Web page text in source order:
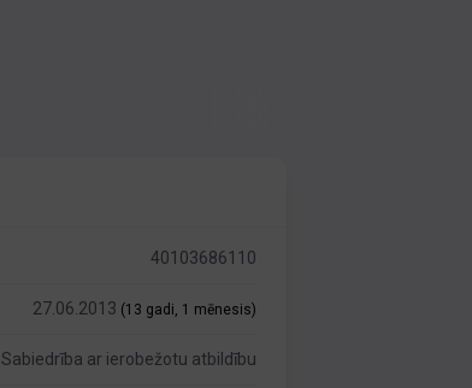
40103686110
27.06.2013 (13 gadi, 1 mēnesis)
Sabiedrība ar ierobežotu atbildību